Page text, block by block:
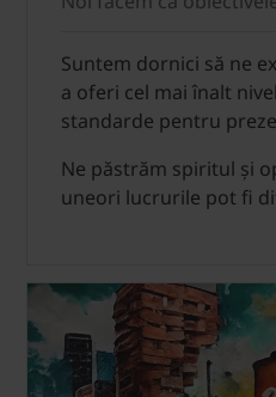
Suntem dornici să ne
a oferi cel mai înalt
standarde pentru
Ne păstrăm spiritul și
uneori lucrurile pot fi